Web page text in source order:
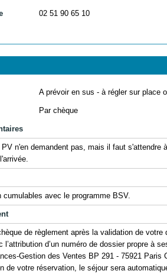
02 51 90 65 10
A prévoir en sus - à régler sur place
Par chèque
n'en demandent pas, mais il faut
avec le programme BSV.
de règlement après la validation de
l’attribution d’un numéro de dossier propre à
Gestion des Ventes BP 291 - 75921
de votre réservation, le séjour sera